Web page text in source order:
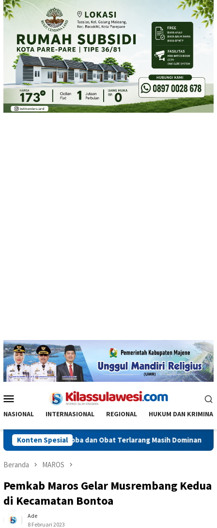
Loncat
ke
Mobile
NASIONAL INTERNASIONAL REGIONAL HUKUM DAN KRIMINAL
Konten Spesial
dan Obat Terlarang Masih Dominan Efisiensi
Beranda MAROS
Pemkab Maros Gelar Musrembang Kedua
di Kecamatan Bontoa
Ade
8 Februari 2023